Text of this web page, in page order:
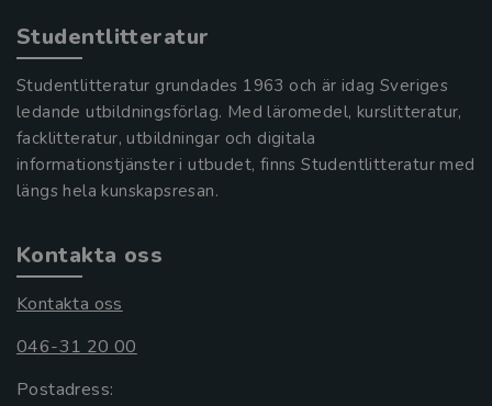
Studentlitteratur
Studentlitteratur grundades 1963 och är idag Sveriges
ledande utbildningsförlag. Med läromedel, kurslitteratur,
facklitteratur, utbildningar och digitala
informationstjänster i utbudet, finns Studentlitteratur med
längs hela kunskapsresan.
Kontakta oss
Kontakta oss
046-31 20 00
Postadress: